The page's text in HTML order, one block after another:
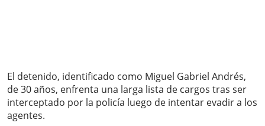
El detenido, identificado como Miguel Gabriel Andrés,
de 30 años, enfrenta una larga lista de cargos tras ser
interceptado por la policía luego de intentar evadir a los
agentes.